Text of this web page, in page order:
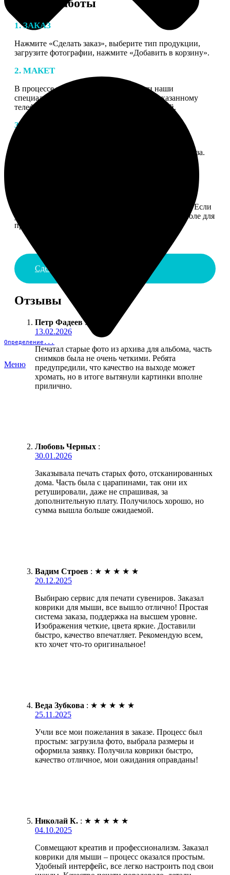
Определение...
Меню
Этапы работы
1. ЗАКАЗ
Нажмите «Сделать заказ», выберите тип продукции,
загрузите фотографии, нажмите «Добавить в корзину».
2. МАКЕТ
В процессе подготовки заказа к печати наши
специалисты могут связаться с Вами по указанному
телефону или email для согласования деталей.
3. ИЗГОТОВЛЕНИЕ
получите подтверждение на email с описанием заказа.
Введите адрес и выберите способ доставки заказа. Если
у вас есть промокод, введите его в специальное поле для
промокода.
Сделать заказ
Отзывы
Петр Фадеев :
13.02.2026
Печатал старые фото из архива для альбома, часть
снимков была не очень четкими. Ребята
предупредили, что качество на выходе может
хромать, но в итоге вытянули картинки вполне
прилично.
Любовь Черных :
30.01.2026
Заказывала печать старых фото, отсканированных
дома. Часть была с царапинами, так они их
ретушировали, даже не спрашивая, за
дополнительную плату. Получилось хорошо, но
сумма вышла больше ожидаемой.
Вадим Строев : ★ ★ ★ ★ ★
20.12.2025
Выбираю сервис для печати сувениров. Заказал
коврики для мыши, все вышло отлично! Простая
система заказа, поддержка на высшем уровне.
Изображения четкие, цвета яркие. Доставили
быстро, качество впечатляет. Рекомендую всем,
кто хочет что-то оригинальное!
Веда Зубкова : ★ ★ ★ ★ ★
25.11.2025
Учли все мои пожелания в заказе. Процесс был
простым: загрузила фото, выбрала размеры и
оформила заявку. Получила коврики быстро,
качество отличное, мои ожидания оправданы!
Николай К. : ★ ★ ★ ★ ★
04.10.2025
Совмещают креатив и профессионализм. Заказал
коврики для мыши – процесс оказался простым.
Удобный интерфейс, все легко настроить под свои